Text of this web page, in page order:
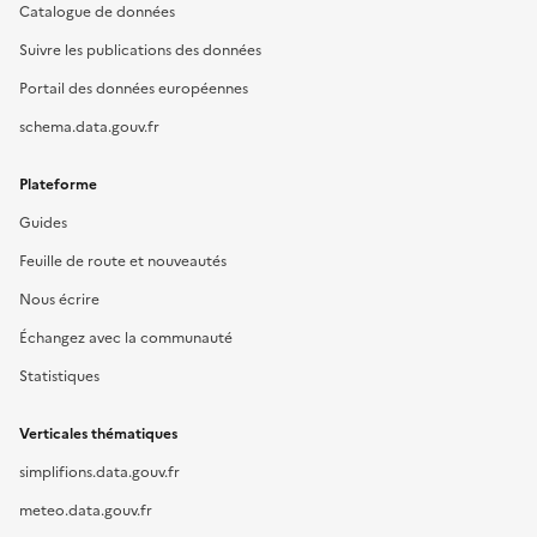
Catalogue de données
Suivre les publications des données
Portail des données européennes
schema.data.gouv.fr
Plateforme
Guides
Feuille de route et nouveautés
Nous écrire
Échangez avec la communauté
Statistiques
Verticales thématiques
simplifions.data.gouv.fr
meteo.data.gouv.fr